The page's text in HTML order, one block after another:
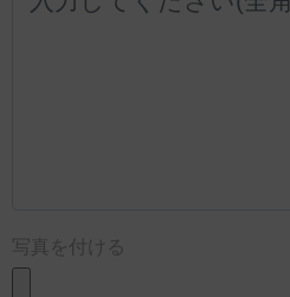
写真を付ける